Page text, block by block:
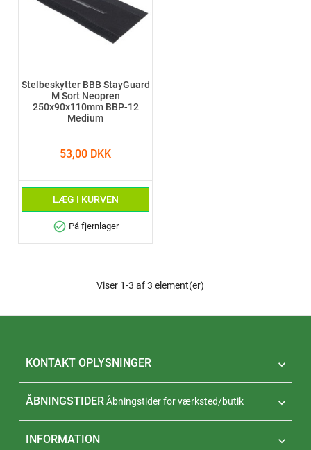
Stelbeskytter BBB StayGuard
M Sort Neopren
250x90x110mm BBP-12
Medium
53,00 DKK
LÆG I KURVEN
check_circle På fjernlager
Viser 1-3 af 3 element(er)
KONTAKT OPLYSNINGER 
ÅBNINGSTIDER 
Åbningstider for værksted/butik
INFORMATION 